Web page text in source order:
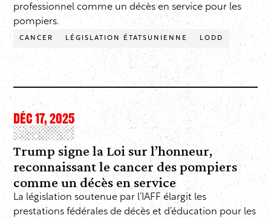
professionnel comme un décès en service pour les
pompiers.
CANCER LÉGISLATION ÉTATSUNIENNE LODD
DÉC 17, 2025
Trump signe la Loi sur l’honneur,
reconnaissant le cancer des pompiers
comme un décès en service
La législation soutenue par l’IAFF élargit les
prestations fédérales de décès et d’éducation pour les